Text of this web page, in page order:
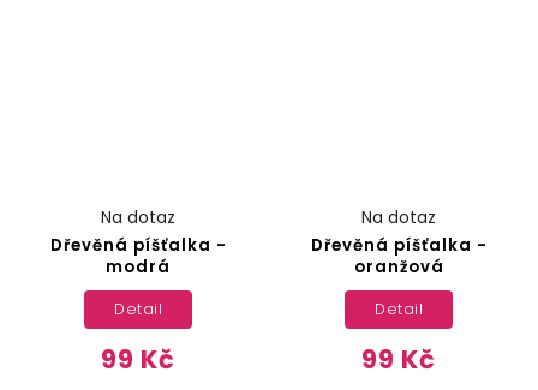
Dřevěná píšťalka -
modrá
Na dotaz
99 Kč
Detail
Dřevěná píšťalka -
oranžová
Na dotaz
99 Kč
Detail